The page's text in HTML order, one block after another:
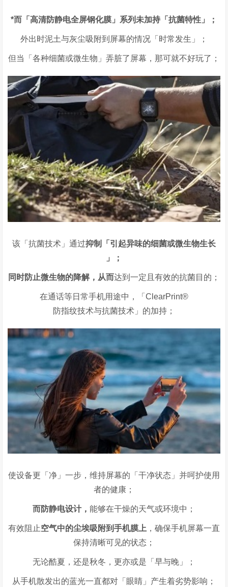
*而「高清防静电全屏钢化膜」系列未加持「抗菌特性」；
外出时泥土与灰尘吸附到屏幕的情况「时常发生」；
但当「各种细菌或微生物」弄脏了屏幕，那可就不好玩了；
该「抗菌技术」通过抑制「引起异味的细菌或微生物生长
」；
同时防止微生物的降解，从而达到一定且有效的抗菌目的；
在通话等日常手机用途中，「ClearPrint®
防指纹技术与抗菌技术」的加持；
使设备更「净」一步，维持屏幕的「干净状态」并呵护使用
者的健康；
而防静电设计， 能够在干燥的天气或环境中；
有效阻止空气中的尘埃吸附到手机膜上 ，确保手机屏幕一直
保持清晰可见的状态；
无论酷夏，还是秋冬，更亦或是「早与晚」；
从手机散发出的蓝光一直都对「眼睛」产生着劣势影响；